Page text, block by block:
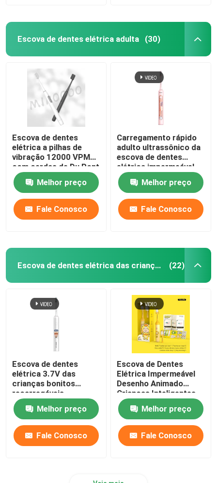
Escova de dentes elétrica adulta (30)
Escova de dentes
elétrica a pilhas de
vibração 12000 VPM
com cerdas de Du Pont
Melhor preço
Fale Conosco
Carregamento rápido
adulto ultrassônico da
escova de dentes
elétrica impermeável
com os 4 modos
Melhor preço
Fale Conosco
Escova de dentes elétrica das crianças (22)
Escova de dentes
elétrica 3.7V das
crianças bonitos
recarregáveis
impermeável com 4
modosMelhor preço
Fale Conosco
Escova de Dentes
Elétrica Impermeável
Desenho Animado
Crianças Inteligentes
Escova de Dentes
Automática Escova de
Dentes
Melhor preço
Fale Conosco